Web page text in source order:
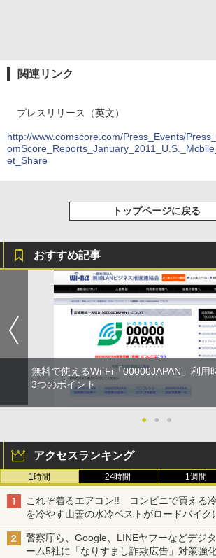
関連リンク
プレスリリース（英文）
http://www.comscore.com/Press_Events/
et_Share
トップページに戻る
おすすめ記事
無料で使えるWi-Fi「00000JAPAN」利用
3つのポイント
● ● ●
アクセスランキング
1時間 24時間 1週間
これぞ着るエアコン!! コンビニで買える
を冷やす山善の水冷ベストがロードバイク
ち・ざ・ろーど！その14】【空いた時間
警察庁ら、Google、LINEヤフーなどデジ
ーム5社に「なりすまし詐欺広告」対策強